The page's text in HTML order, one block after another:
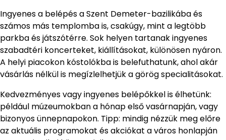
Ingyenes a belépés a Szent Demeter-bazilikába és
számos más templomba is, csakúgy, mint a legtöbb
parkba és játszótérre. Sok helyen tartanak ingyenes
szabadtéri koncerteket, kiállításokat, különösen nyáron.
A helyi piacokon kóstolókba is belefuthatunk, ahol akár
vásárlás nélkül is megízlelhetjük a görög specialitásokat.
Kedvezményes vagy ingyenes belépőkkel is élhetünk:
például múzeumokban a hónap első vasárnapján, vagy
bizonyos ünnepnapokon. Tipp: mindig nézzük meg előre
az aktuális programokat és akciókat a város honlapján